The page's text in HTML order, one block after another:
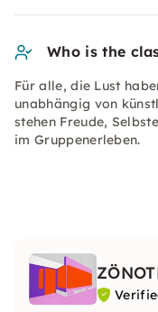
Who is the
Für alle, die Lust
unabhängig von
stehen Freude,
im Gruppenerleben.